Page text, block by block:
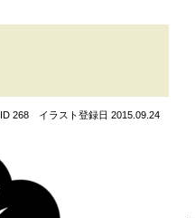
ID 268 イラスト登録日 2015.09.24